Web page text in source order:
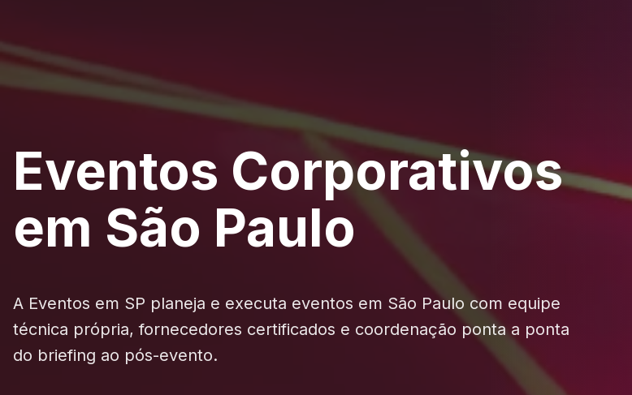
Eventos Corporativos
em São Paulo
A Eventos em SP planeja e executa eventos em São Paulo com equipe
técnica própria, fornecedores certificados e coordenação ponta a ponta
do briefing ao pós-evento.